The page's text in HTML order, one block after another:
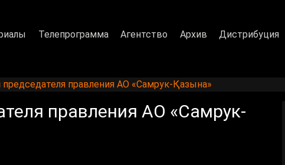
Телепрограмма Агентство Архив Дистрибуция
председателя правления АО «Самрук-Қазына»
правления АО «Самрук-